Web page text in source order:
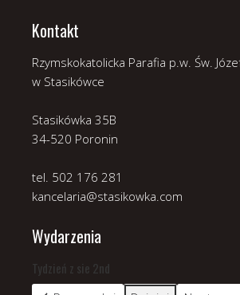
Kontakt
Rzymskokatolicka Parafia p.w. Św.
w Stasikówce
Stasikówka 35B
34-520 Poronin
tel. 502 176 281
kancelaria@stasikowka.com
Wydarzenia
Tydzień z sie 2nd